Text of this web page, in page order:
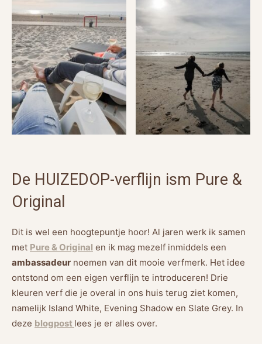
De HUIZEDOP-verflijn ism Pure &
Original
Dit is wel een hoogtepuntje hoor! Al jaren werk ik samen
met Pure & Original en ik mag mezelf inmiddels een
ambassadeur noemen van dit mooie verfmerk. Het idee
ontstond om een eigen verflijn te introduceren! Drie
kleuren verf die je overal in ons huis terug ziet komen,
namelijk Island White, Evening Shadow en Slate Grey. In
deze blogpost lees je er alles over.